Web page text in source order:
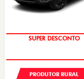
SUPER DESCONTO
PRODUTOR RURAL